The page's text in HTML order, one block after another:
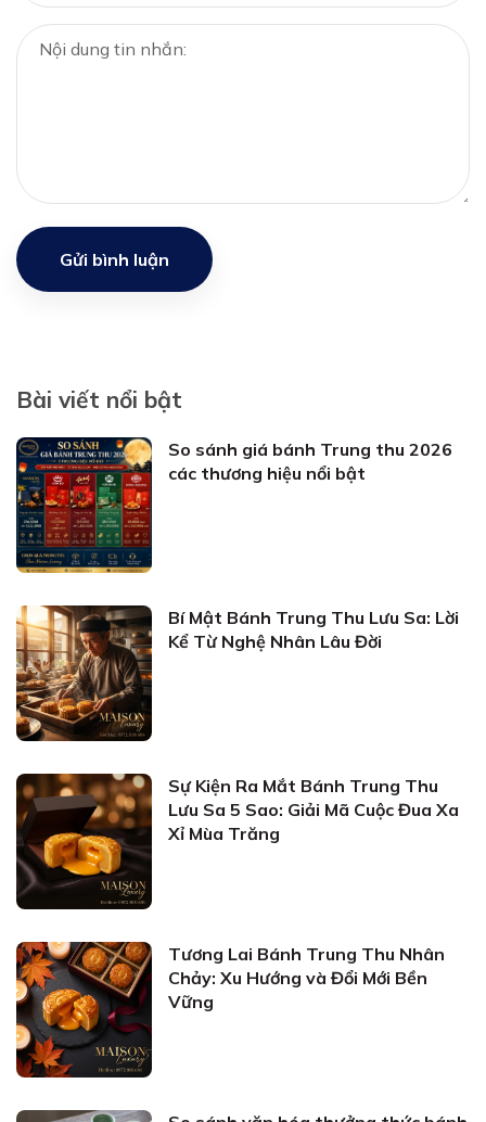
Gửi bình luận
Bài viết nổi bật
So sánh giá bánh Trung thu 2026
các thương hiệu nổi bật
Bí Mật Bánh Trung Thu Lưu Sa: Lời
Kể Từ Nghệ Nhân Lâu Đời
Sự Kiện Ra Mắt Bánh Trung Thu
Lưu Sa 5 Sao: Giải Mã Cuộc Đua Xa
Xỉ Mùa Trăng
Tương Lai Bánh Trung Thu Nhân
Chảy: Xu Hướng và Đổi Mới Bền
Vững